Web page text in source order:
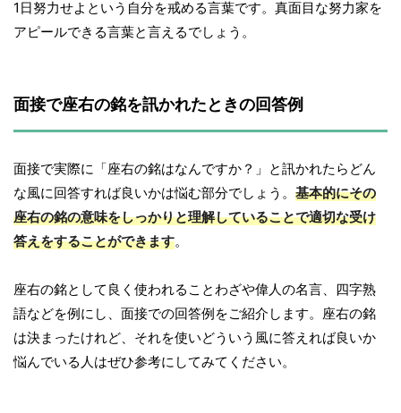
1日努力せよという自分を戒める言葉です。真面目な努力家を
アピールできる言葉と言えるでしょう。
面接で座右の銘を訊かれたときの回答例
面接で実際に「座右の銘はなんですか？」と訊かれたらどん
な風に回答すれば良いかは悩む部分でしょう。 基本的にその
座右の銘の意味をしっかりと理解していることで適切な受け
答えをすることができます。
座右の銘として良く使われることわざや偉人の名言、四字熟
語などを例にし、面接での回答例をご紹介します。座右の銘
は決まったけれど、それを使いどういう風に答えれば良いか
悩んでいる人はぜひ参考にしてみてください。